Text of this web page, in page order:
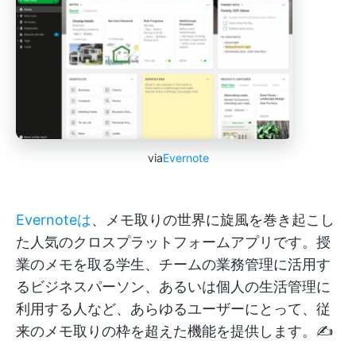
viaEvernote
Evernoteは、メモ取りの世界に旋風を巻き起こし
た人気のクロスプラットフォームアプリです。授
業のメモを取る学生、チームの業務管理に活用す
るビジネスパーソン、あるいは個人の生活管理に
利用する人など、あらゆるユーザーにとって、従
来のメモ取りの枠を超えた機能を提供します。✍️